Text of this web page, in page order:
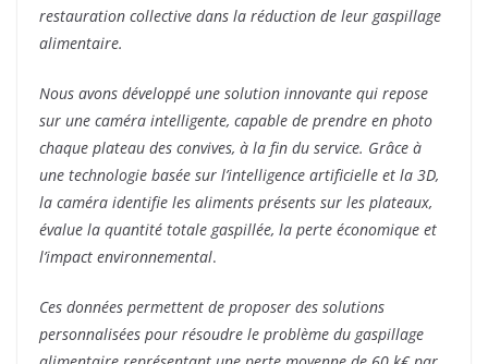
restauration collective dans la réduction de leur gaspillage
alimentaire.
Nous avons développé une solution innovante qui repose
sur une caméra intelligente, capable de prendre en photo
chaque plateau des convives, à la fin du service. Grâce à
une technologie basée sur l’intelligence artificielle et la 3D,
la caméra identifie les aliments présents sur les plateaux,
évalue la quantité totale gaspillée, la perte économique et
l’impact environnemental.
Ces données permettent de proposer des solutions
personnalisées pour résoudre le problème du gaspillage